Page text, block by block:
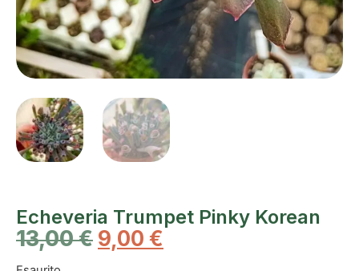
Echeveria Trumpet Pinky Korean
13,00€ 9,00 €